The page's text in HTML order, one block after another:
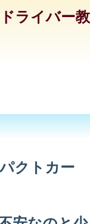
ライバー
クトカー